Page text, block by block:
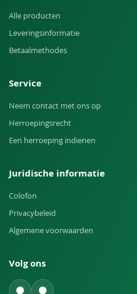
Alle producten
Leveringsinformatie
Betaalmethodes
Service
Neem contact met ons op
Herroepingsrecht
Een herroeping indienen
Juridische informatie
Colofon
Privacybeleid
Algemene voorwaarden
Volg ons